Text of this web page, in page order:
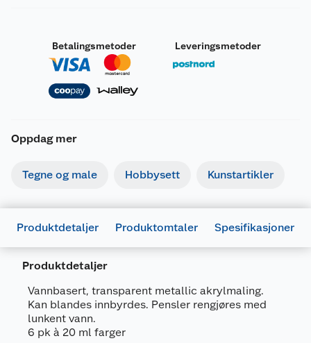
Betalingsmetoder Leveringsmetoder
Oppdag mer
Tegne og male Hobbysett Kunstartikler
Produktdetaljer Produktomtaler Spesifikasjoner
Produktdetaljer
Vannbasert, transparent metallic akrylmaling.
Kan blandes innbyrdes. Pensler rengjøres med
lunkent vann.
6 pk à 20 ml farger
Artikkelnummer
5707167093160
Leverandørens artikkelnummer